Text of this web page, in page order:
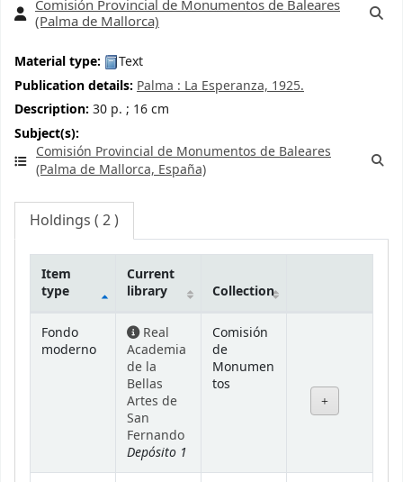
Comisión Provincial de Monumentos de Baleares
(Palma de Mallorca)
Material type:
Text
Publication details: Palma : La Esperanza, 1925.
Description: 30 p. ; 16 cm
Subject(s):
Comisión Provincial de Monumentos de Baleares
(Palma de Mallorca, España)
Holdings ( 2 )
Holdings
Item
type
Current
library
Collection
Fondo
moderno
Real
Academia
de la
Bellas
Artes de
San
Fernando
Depósito 1
Comisión
de
Monumen
tos